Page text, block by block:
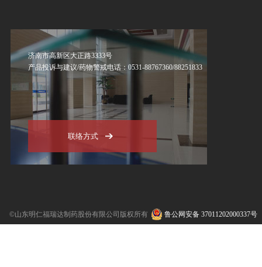
济南市高新区大正路3333号
产品投诉与建议/药物警戒电话：0531-88767360/88251833
联络方式
©山东明仁福瑞达制药股份有限公司版权所有 鲁公网安备 37011202000337号